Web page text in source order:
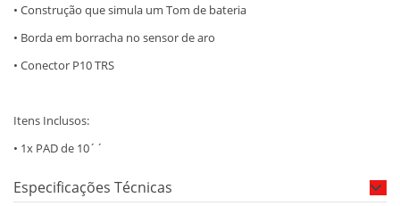
• Construção que simula um Tom de bateria
• Borda em borracha no sensor de aro
• Conector P10 TRS
Itens Inclusos:
• 1x PAD de 10´´
Especificações Técnicas